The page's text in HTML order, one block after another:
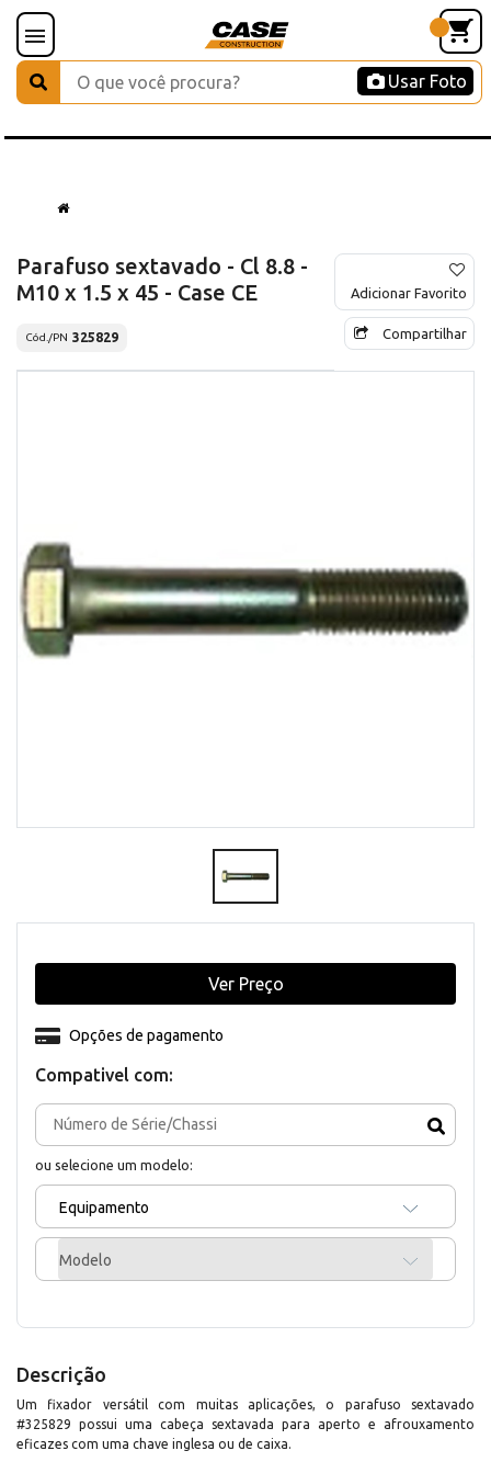
Usar Foto
Parafuso sextavado - Cl 8.8 -
M10 x 1.5 x 45 - Case CE
Cód./PN 325829
Adicionar Favorito
Compartilhar
Compativel com:
ou selecione um modelo:
Equipamento
Modelo
Opções de pagamento
Ver Preço
Descrição
Um fixador versátil com muitas aplicações, o parafuso sextavado
#325829 possui uma cabeça sextavada para aperto e afrouxamento
eficazes com uma chave inglesa ou de caixa.